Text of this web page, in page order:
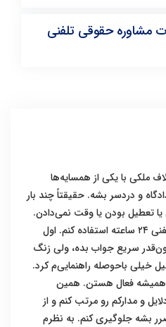
مشاوره حقوقی تلفنی
ملکی با یکی از همسایه‌ها
و دردسر بشه. حقیقتاً چند بار
تعطیل بودن یا وقت نمی‌دادن.
یکی از دوستانم گفت از وکیل تلفنی ۲۴ ساعته استفاده کنم. اول
سریع جواب بده، ولی زنگ
خیلی باحوصله راهنمایی‌م کرد.
همیشه فعال هستن. همین
و مدارکم رو مرتب کنم و از
بشه جلوگیری کنم. به نظرم